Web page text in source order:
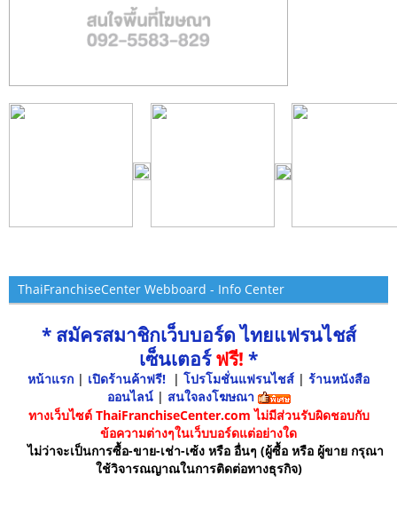
ThaiFranchiseCenter Webboard - Info Center
* สมัครสมาชิกเว็บบอร์ด ไทยแฟรนไชส์
เซ็นเตอร์ฟรี! *
หน้าแรก | เปิดร้านค้าฟรี! | โปรโมชั่นแฟรนไชส์ | ร้านหนังสือ
ออนไลน์ | สนใจลงโฆษณา
ทางเว็บไซต์ ThaiFranchiseCenter.com ไม่มีส่วนรับผิดชอบกับ
ข้อความต่างๆในเว็บบอร์ดแต่อย่างใด
ไม่ว่าจะเป็นการซื้อ-ขาย-เช่า-เซ้ง หรือ อื่นๆ (ผู้ซื้อ หรือ ผู้ขาย กรุณา
ใช้วิจารณญาณในการติดต่อทางธุรกิจ)